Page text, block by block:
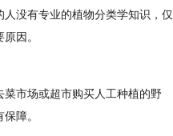
没有专业的植物分类学知识，仅
因。
市场或超市购买人工种植的野
障。